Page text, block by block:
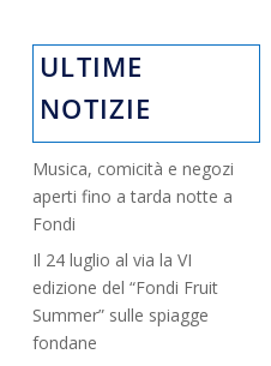
ULTIME
NOTIZIE
Musica, comicità e negozi
aperti fino a tarda notte a
Fondi
Il 24 luglio al via la VI
edizione del “Fondi Fruit
Summer” sulle spiagge
fondane